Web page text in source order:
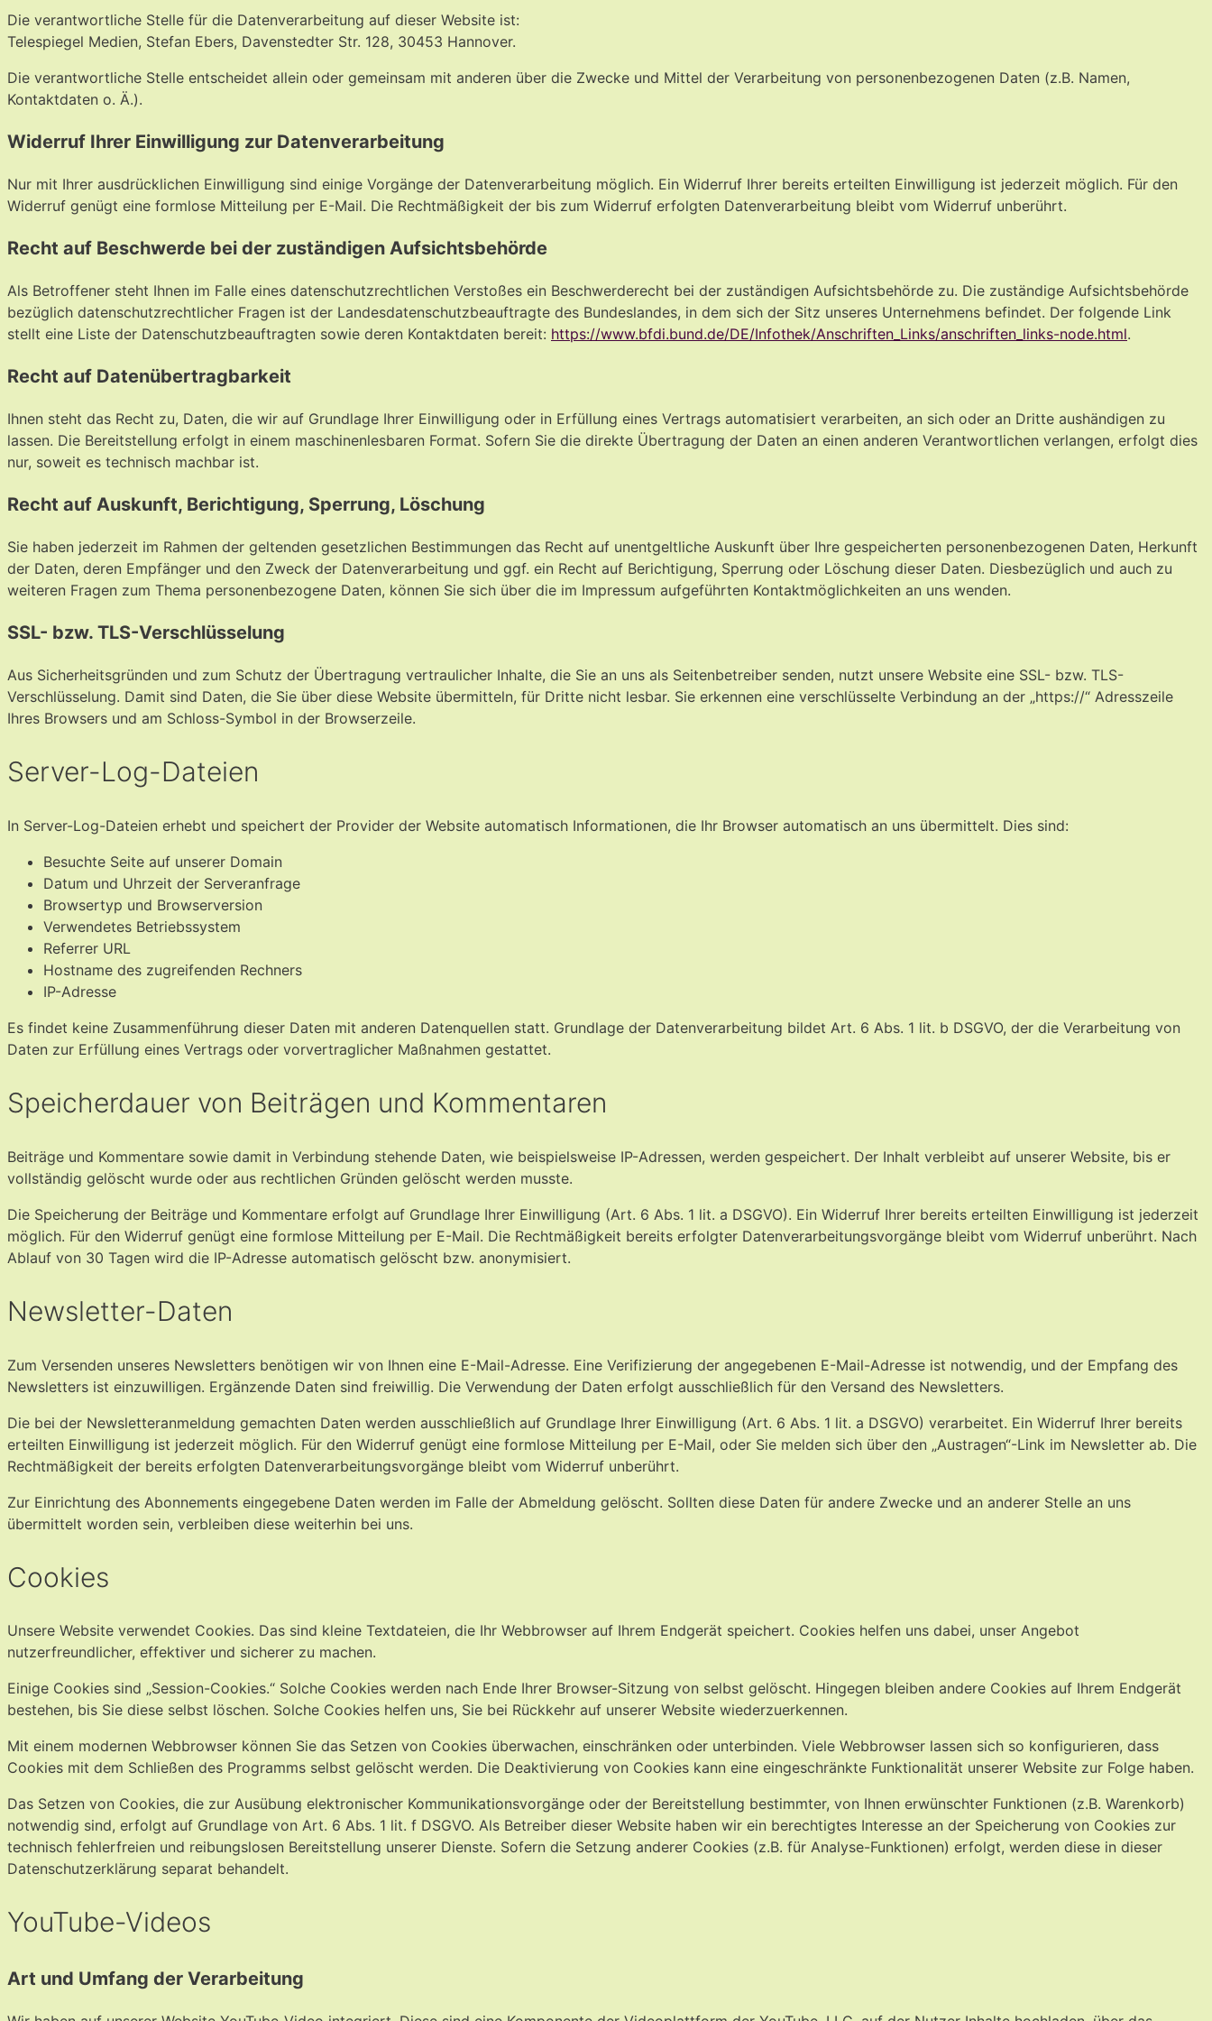
Die verantwortliche Stelle für die Datenverarbeitung auf dieser Website ist:
Telespiegel Medien, Stefan Ebers, Davenstedter Str. 128, 30453 Hannover.
Die verantwortliche Stelle entscheidet allein oder gemeinsam mit anderen über die Zwecke und Mittel der Verarbeitung von personenbezogenen Daten (z.B. Namen,
Kontaktdaten o. Ä.).
Widerruf Ihrer Einwilligung zur Datenverarbeitung
Nur mit Ihrer ausdrücklichen Einwilligung sind einige Vorgänge der Datenverarbeitung möglich. Ein Widerruf Ihrer bereits erteilten Einwilligung ist jederzeit möglich. Für den
Widerruf genügt eine formlose Mitteilung per E-Mail. Die Rechtmäßigkeit der bis zum Widerruf erfolgten Datenverarbeitung bleibt vom Widerruf unberührt.
Recht auf Beschwerde bei der zuständigen Aufsichtsbehörde
Als Betroffener steht Ihnen im Falle eines datenschutzrechtlichen Verstoßes ein Beschwerderecht bei der zuständigen Aufsichtsbehörde zu. Die zuständige Aufsichtsbehörde
bezüglich datenschutzrechtlicher Fragen ist der Landesdatenschutzbeauftragte des Bundeslandes, in dem sich der Sitz unseres Unternehmens befindet. Der folgende Link
stellt eine Liste der Datenschutzbeauftragten sowie deren Kontaktdaten bereit: https://www.bfdi.bund.de/DE/Infothek/Anschriften_Links/anschriften_links-node.html.
Recht auf Datenübertragbarkeit
Ihnen steht das Recht zu, Daten, die wir auf Grundlage Ihrer Einwilligung oder in Erfüllung eines Vertrags automatisiert verarbeiten, an sich oder an Dritte aushändigen zu
lassen. Die Bereitstellung erfolgt in einem maschinenlesbaren Format. Sofern Sie die direkte Übertragung der Daten an einen anderen Verantwortlichen verlangen, erfolgt dies
nur, soweit es technisch machbar ist.
Recht auf Auskunft, Berichtigung, Sperrung, Löschung
Sie haben jederzeit im Rahmen der geltenden gesetzlichen Bestimmungen das Recht auf unentgeltliche Auskunft über Ihre gespeicherten personenbezogenen Daten, Herkunft
der Daten, deren Empfänger und den Zweck der Datenverarbeitung und ggf. ein Recht auf Berichtigung, Sperrung oder Löschung dieser Daten. Diesbezüglich und auch zu
weiteren Fragen zum Thema personenbezogene Daten, können Sie sich über die im Impressum aufgeführten Kontaktmöglichkeiten an uns wenden.
SSL- bzw. TLS-Verschlüsselung
Aus Sicherheitsgründen und zum Schutz der Übertragung vertraulicher Inhalte, die Sie an uns als Seitenbetreiber senden, nutzt unsere Website eine SSL- bzw. TLS-
Verschlüsselung. Damit sind Daten, die Sie über diese Website übermitteln, für Dritte nicht lesbar. Sie erkennen eine verschlüsselte Verbindung an der „https://“ Adresszeile
Ihres Browsers und am Schloss-Symbol in der Browserzeile.
Server-Log-Dateien
In Server-Log-Dateien erhebt und speichert der Provider der Website automatisch Informationen, die Ihr Browser automatisch an uns übermittelt. Dies sind:
Besuchte Seite auf unserer Domain
Datum und Uhrzeit der Serveranfrage
Browsertyp und Browserversion
Verwendetes Betriebssystem
Referrer URL
Hostname des zugreifenden Rechners
IP-Adresse
Es findet keine Zusammenführung dieser Daten mit anderen Datenquellen statt. Grundlage der Datenverarbeitung bildet Art. 6 Abs. 1 lit. b DSGVO, der die Verarbeitung von
Daten zur Erfüllung eines Vertrags oder vorvertraglicher Maßnahmen gestattet.
Speicherdauer von Beiträgen und Kommentaren
Beiträge und Kommentare sowie damit in Verbindung stehende Daten, wie beispielsweise IP-Adressen, werden gespeichert. Der Inhalt verbleibt auf unserer Website, bis er
vollständig gelöscht wurde oder aus rechtlichen Gründen gelöscht werden musste.
Die Speicherung der Beiträge und Kommentare erfolgt auf Grundlage Ihrer Einwilligung (Art. 6 Abs. 1 lit. a DSGVO). Ein Widerruf Ihrer bereits erteilten Einwilligung ist jederzeit
möglich. Für den Widerruf genügt eine formlose Mitteilung per E-Mail. Die Rechtmäßigkeit bereits erfolgter Datenverarbeitungsvorgänge bleibt vom Widerruf unberührt. Nach
Ablauf von 30 Tagen wird die IP-Adresse automatisch gelöscht bzw. anonymisiert.
Newsletter-Daten
Zum Versenden unseres Newsletters benötigen wir von Ihnen eine E-Mail-Adresse. Eine Verifizierung der angegebenen E-Mail-Adresse ist notwendig, und der Empfang des
Newsletters ist einzuwilligen. Ergänzende Daten sind freiwillig. Die Verwendung der Daten erfolgt ausschließlich für den Versand des Newsletters.
Die bei der Newsletteranmeldung gemachten Daten werden ausschließlich auf Grundlage Ihrer Einwilligung (Art. 6 Abs. 1 lit. a DSGVO) verarbeitet. Ein Widerruf Ihrer bereits
erteilten Einwilligung ist jederzeit möglich. Für den Widerruf genügt eine formlose Mitteilung per E-Mail, oder Sie melden sich über den „Austragen“-Link im Newsletter ab. Die
Rechtmäßigkeit der bereits erfolgten Datenverarbeitungsvorgänge bleibt vom Widerruf unberührt.
Zur Einrichtung des Abonnements eingegebene Daten werden im Falle der Abmeldung gelöscht. Sollten diese Daten für andere Zwecke und an anderer Stelle an uns
übermittelt worden sein, verbleiben diese weiterhin bei uns.
Cookies
Unsere Website verwendet Cookies. Das sind kleine Textdateien, die Ihr Webbrowser auf Ihrem Endgerät speichert. Cookies helfen uns dabei, unser Angebot
nutzerfreundlicher, effektiver und sicherer zu machen.
Einige Cookies sind „Session-Cookies.“ Solche Cookies werden nach Ende Ihrer Browser-Sitzung von selbst gelöscht. Hingegen bleiben andere Cookies auf Ihrem Endgerät
bestehen, bis Sie diese selbst löschen. Solche Cookies helfen uns, Sie bei Rückkehr auf unserer Website wiederzuerkennen.
Mit einem modernen Webbrowser können Sie das Setzen von Cookies überwachen, einschränken oder unterbinden. Viele Webbrowser lassen sich so konfigurieren, dass
Cookies mit dem Schließen des Programms selbst gelöscht werden. Die Deaktivierung von Cookies kann eine eingeschränkte Funktionalität unserer Website zur Folge haben.
Das Setzen von Cookies, die zur Ausübung elektronischer Kommunikationsvorgänge oder der Bereitstellung bestimmter, von Ihnen erwünschter Funktionen (z.B. Warenkorb)
notwendig sind, erfolgt auf Grundlage von Art. 6 Abs. 1 lit. f DSGVO. Als Betreiber dieser Website haben wir ein berechtigtes Interesse an der Speicherung von Cookies zur
technisch fehlerfreien und reibungslosen Bereitstellung unserer Dienste. Sofern die Setzung anderer Cookies (z.B. für Analyse-Funktionen) erfolgt, werden diese in dieser
Datenschutzerklärung separat behandelt.
YouTube-Videos
Art und Umfang der Verarbeitung